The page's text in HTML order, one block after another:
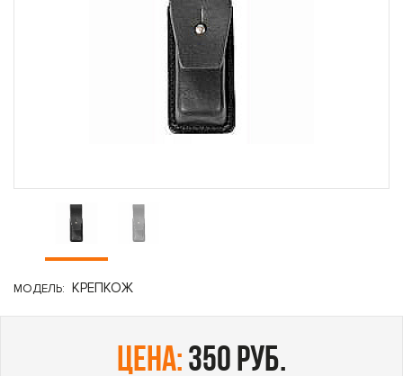
МОДЕЛЬ: КРЕПКОЖ
цена: 350 руб.